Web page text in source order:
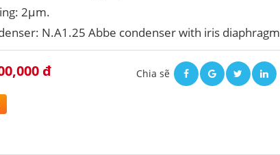
2μm.
N.A1.25 Abbe condenser with iris diaphragm
đ Chia sẽ